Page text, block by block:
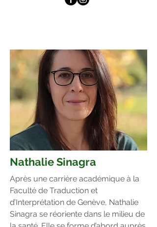
Nathalie Sinagra
Après une carrière académique à la
Faculté de Traduction et
d’Interprétation de Genève, Nathalie
Sinagra se réoriente dans le milieu de